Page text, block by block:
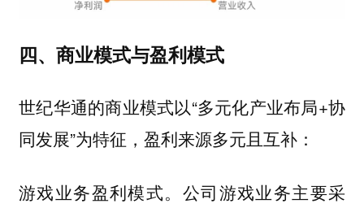
四、商业模式与盈利模式
世纪华通的商业模式以“多元化产业布局+协
同发展”为特征，盈利来源多元且互补：
游戏业务盈利模式。 公司游戏业务主要采